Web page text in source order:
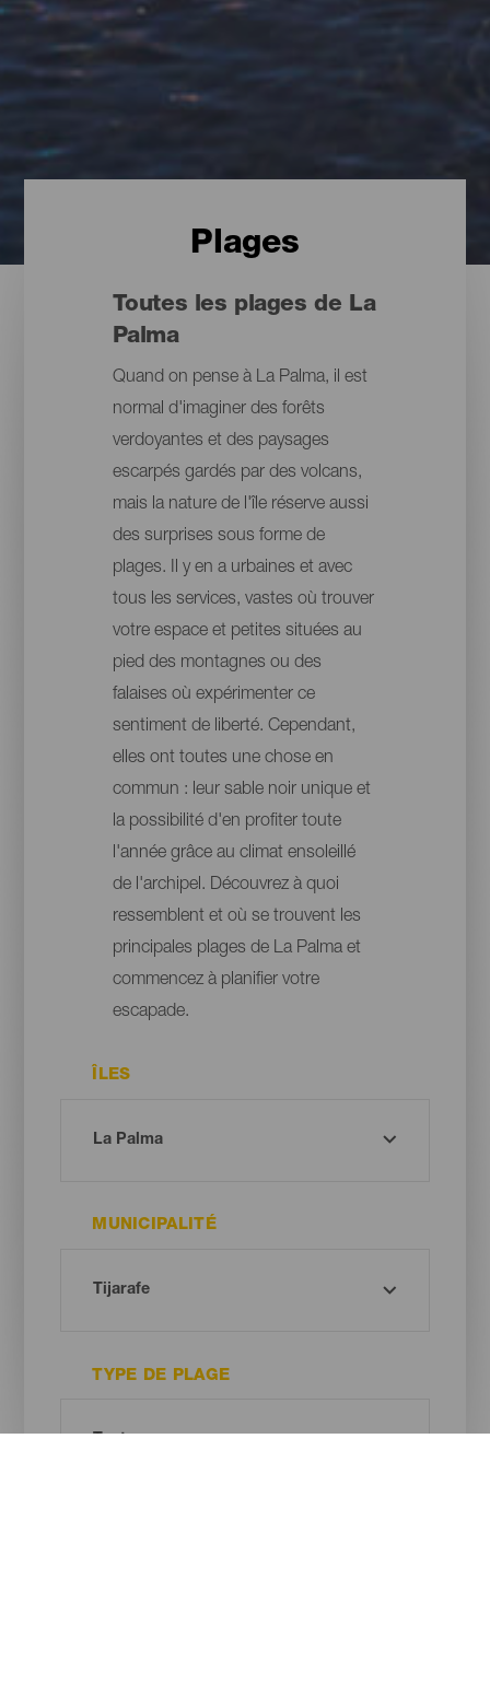
Plages
Toutes les plages de La
Palma
Quand on pense à La Palma, il est
normal d'imaginer des forêts
verdoyantes et des paysages
escarpés gardés par des volcans,
mais la nature de l'île réserve aussi
des surprises sous forme de
plages. Il y en a urbaines et avec
tous les services, vastes où trouver
votre espace et petites situées au
pied des montagnes ou des
falaises où expérimenter ce
sentiment de liberté. Cependant,
elles ont toutes une chose en
commun : leur sable noir unique et
la possibilité d'en profiter toute
l'année grâce au climat ensoleillé
de l'archipel. Découvrez à quoi
ressemblent et où se trouvent les
principales plages de La Palma et
commencez à planifier votre
escapade.
ÎLES
MUNICIPALITÉ
TYPE DE PLAGE